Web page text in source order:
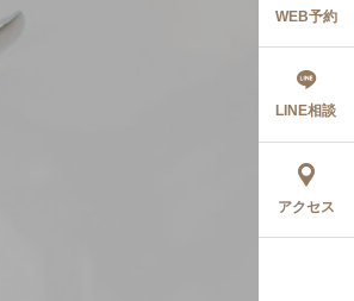
ートメン
【計算してみた】ラ
グータムと1日あたり
コスパを比較してみ
WEB予約
LINE相談
アクセス